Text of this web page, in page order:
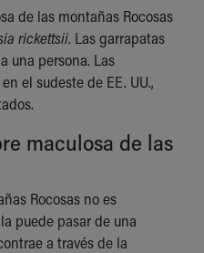
de las montañas Rocosas
rickettsii. Las garrapatas
una persona. Las
el sudeste de EE. UU.,
maculosa de las
Rocosas no es
puede pasar de una
a través de la